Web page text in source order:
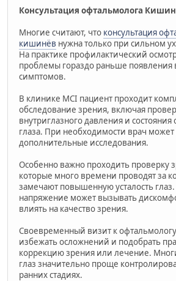
Консультация офтальмолога
Многие считают, что консультация
кишинёв нужна только при сильном
На практике профилактический
проблемы гораздо раньше
симптомов.
В клинике MCI пациент проходит
обследование зрения, включая
внутриглазного давления и состояния
глаза. При необходимости врач может
дополнительные исследования.
Особенно важно проходить проверку
которые много времени проводят за
замечают повышенную усталость
напряжение может вызывать
влиять на качество зрения.
Своевременный визит к
избежать осложнений и подобрать
коррекцию зрения или лечение.
глаз значительно проще
ранних стадиях.